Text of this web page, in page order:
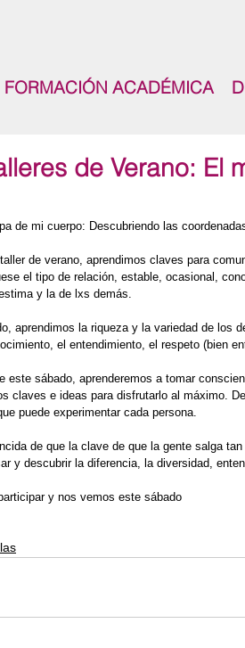
FORMACIÓN ACADÉMICA
de Verano: El
de mi cuerpo: Descubriendo las
de verano, aprendimos claves para
el tipo de relación, estable, ocasional,
y la de lxs demás.
aprendimos la riqueza y la variedad de los
el entendimiento, el respeto (bien
este sábado, aprenderemos a tomar
claves e ideas para disfrutarlo al máximo.
puede experimentar cada persona.
de que la clave de que la gente salga
y descubrir la diferencia, la diversidad,
y nos vemos este sábado